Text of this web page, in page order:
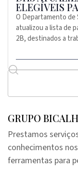
ELEGÍVEIS
O Departamento de
atualizou a lista de
2B, destinados a
GRUPO
Prestamos
conhecimentos
ferramentas para